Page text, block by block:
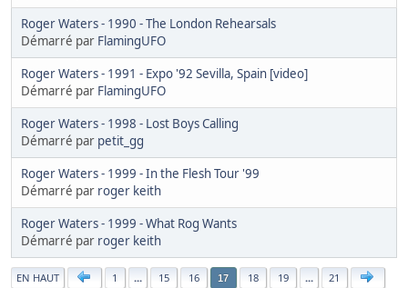
Roger Waters - 1990 - The London Rehearsals
Démarré par FlamingUFO
Roger Waters - 1991 - Expo '92 Sevilla, Spain [video]
Démarré par FlamingUFO
Roger Waters - 1998 - Lost Boys Calling
Démarré par petit_gg
Roger Waters - 1999 - In the Flesh Tour '99
Démarré par roger keith
Roger Waters - 1999 - What Rog Wants
Démarré par roger keith
|
EN HAUT 1 ... 15 16 17 18 19 ... 21